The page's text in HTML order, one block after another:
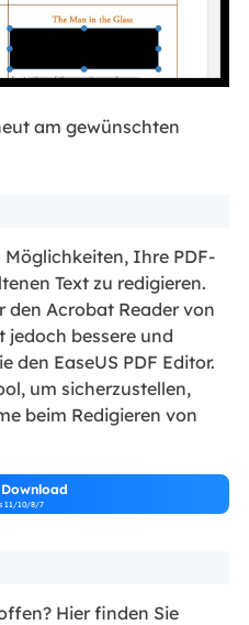
am gewünschten
Möglichkeiten, Ihre PDF-
Text zu redigieren.
den Acrobat Reader von
jedoch bessere und
den EaseUS PDF Editor.
um sicherzustellen,
beim Redigieren von
11/10/8/7
Hier finden Sie